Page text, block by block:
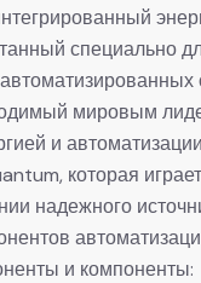
специально
мировым
и
которая
надежного
и компоненты: